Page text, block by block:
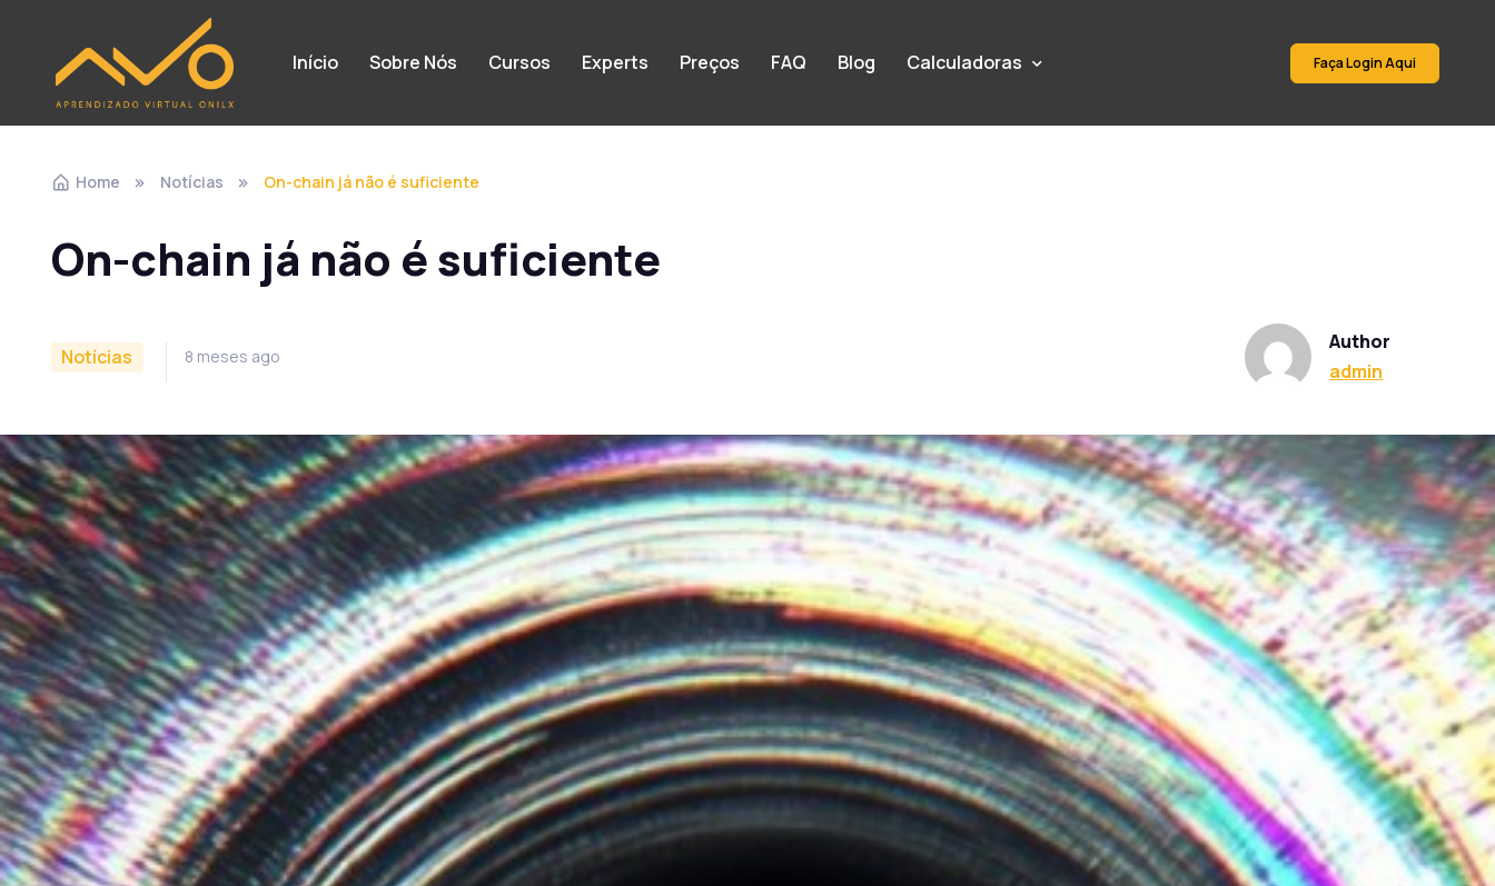
Início Sobre Nós Cursos Experts Preços FAQ Blog Calculadoras Faça Login Aqui
Home Notícias On-chain já não é suficiente
On-chain já não é suficiente
Notícias 8 meses ago
Author
admin